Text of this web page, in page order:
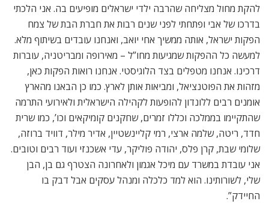
להקת מחול מצליחה שהרבה ילדי ישראלים מופיעים בה. אני הלכתי
בדרכו של אבי ופתחתי לפני שנים רבות את חברת הבת של צמח
הפקות ישראל, אותה ממשיך אחי יואב, ואנחנו עובדים בשיתוף מלא.
למעשה כל ההפקות שמגיעות מחו”ל – מאירופה ומבריטניה, עוברות
דרכינו. אנחנו מטפלים בצד הלוגיסטי. אנחנו רואות הפקות כאן,
מזהות את הפוטנציאל, ומביאות אותן לארץ. כמו כן הבאנו מהארץ
אומנים רבים ללונדון להופעות לקהילה הישראלית ולאירועי התרמה
שהתקיימו בממלכה וכללו זמרים, שחקנים קומיקאים וכו’, כמו שרית
חדד, ריטה, שלמה ארצי, רמי קליינשטיין, אדיר מילר, דוויד ברוזה,
שלומי שבת, קרן פלס, יהודה פוליקר, עדי אשכנזי ועוד רבים וטובים.
אני עובדת במשרד עם מיכל אגמון ולאחרונה הצטרף גם בן, הבן
שלי, לשורותינו. הוא למד כלכלה ומנהל עסקים אבל דבק בו
החיידק”.